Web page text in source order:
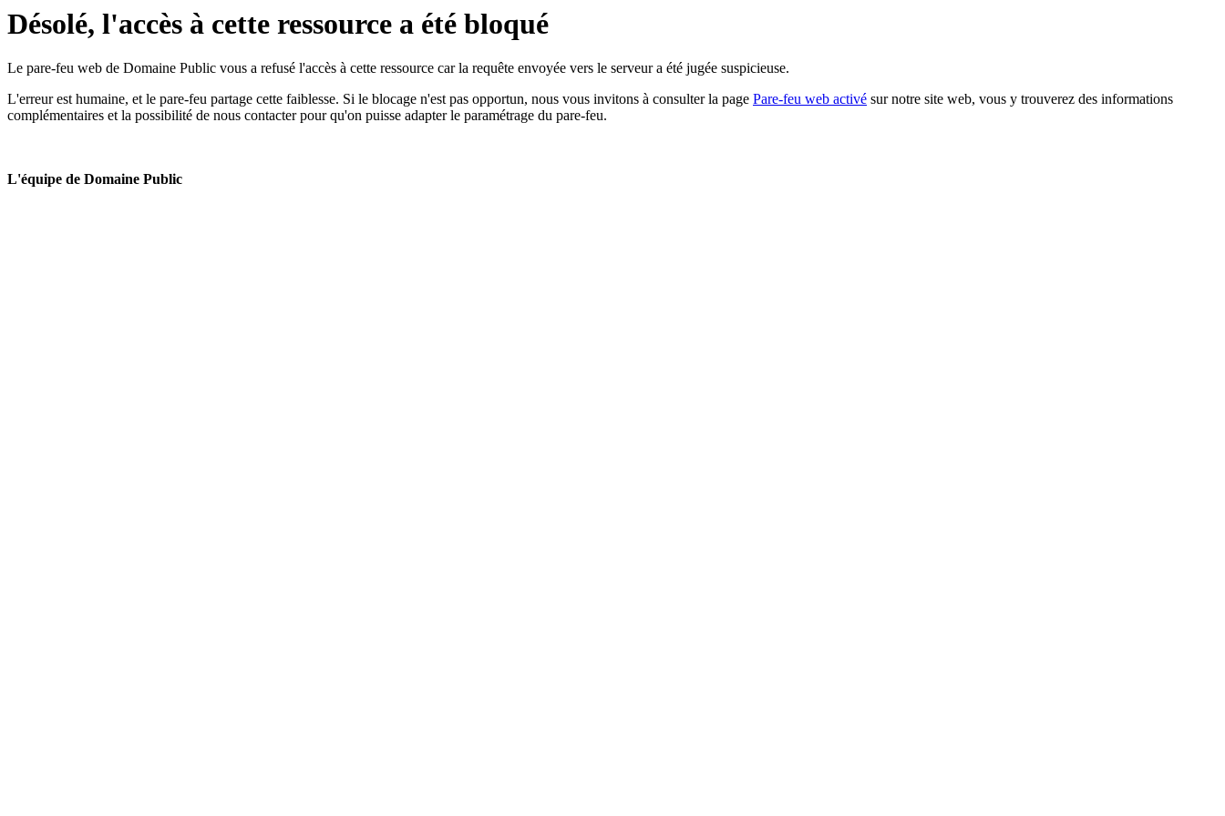
Désolé, l'accès à cette ressource a été bloqué
Le pare-feu web de Domaine Public vous a refusé l'accès à cette ressource car la requête envoyée vers le serveur a été jugée suspicieuse.
L'erreur est humaine, et le pare-feu partage cette faiblesse. Si le blocage n'est pas opportun, nous vous invitons à consulter la page Pare-feu web activé sur notre site web, vous y trouverez des informations
complémentaires et la possibilité de nous contacter pour qu'on puisse adapter le paramétrage du pare-feu.
L'équipe de Domaine Public